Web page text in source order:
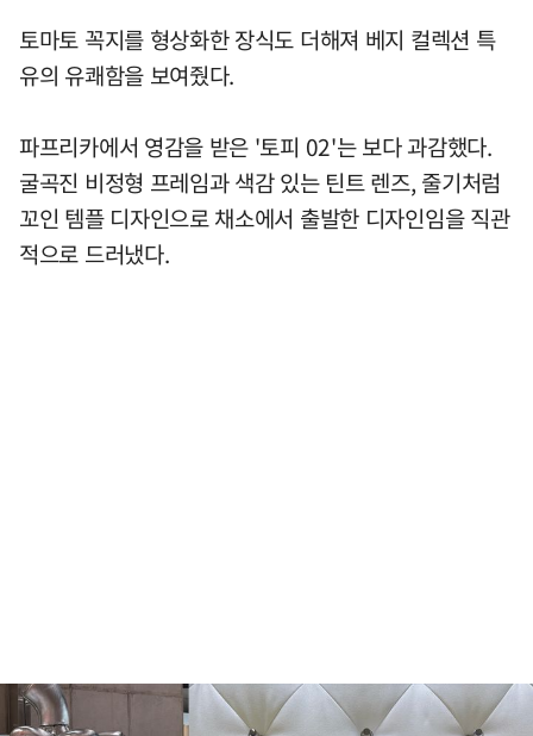
토마토 꼭지를 형상화한 장식도 더해져 베지 컬렉션 특
유의 유쾌함을 보여줬다.
파프리카에서 영감을 받은 '토피 02'는 보다 과감했다.
굴곡진 비정형 프레임과 색감 있는 틴트 렌즈, 줄기처럼
꼬인 템플 디자인으로 채소에서 출발한 디자인임을 직관
적으로 드러냈다.